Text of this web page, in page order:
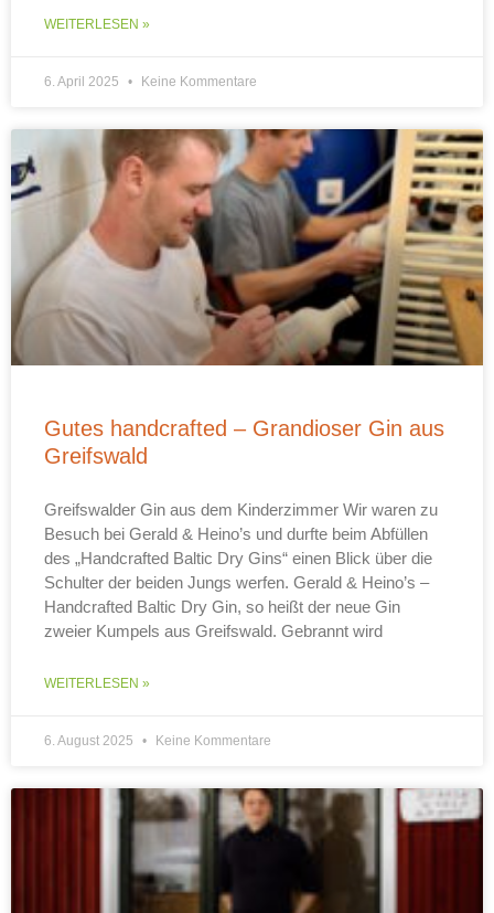
WEITERLESEN »
6. April 2025 Keine Kommentare
Gutes handcrafted – Grandioser Gin aus
Greifswald
Greifswalder Gin aus dem Kinderzimmer Wir waren zu
Besuch bei Gerald & Heino’s und durfte beim Abfüllen
des „Handcrafted Baltic Dry Gins“ einen Blick über die
Schulter der beiden Jungs werfen. Gerald & Heino’s –
Handcrafted Baltic Dry Gin, so heißt der neue Gin
zweier Kumpels aus Greifswald. Gebrannt wird
WEITERLESEN »
6. August 2025 Keine Kommentare